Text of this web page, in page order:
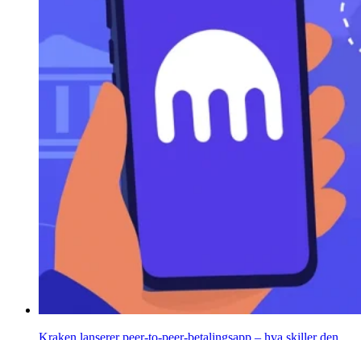
Kraken lanserer peer-to-peer-betalingsapp – hva skiller den